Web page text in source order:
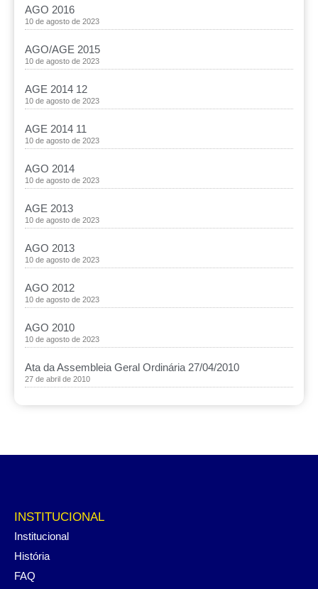
AGO 2016
10 de agosto de 2023
AGO/AGE 2015
10 de agosto de 2023
AGE 2014 12
10 de agosto de 2023
AGE 2014 11
10 de agosto de 2023
AGO 2014
10 de agosto de 2023
AGE 2013
10 de agosto de 2023
AGO 2013
10 de agosto de 2023
AGO 2012
10 de agosto de 2023
AGO 2010
10 de agosto de 2023
Ata da Assembleia Geral Ordinária 27/04/2010
27 de abril de 2010
INSTITUCIONAL
Institucional
História
FAQ